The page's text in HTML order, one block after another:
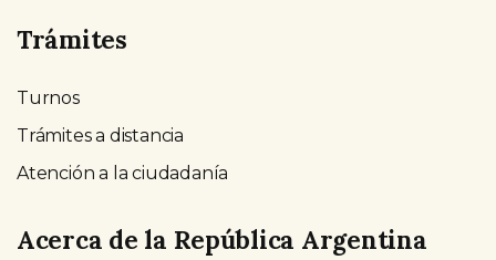
Trámites
Turnos
Trámites a distancia
Atención a la ciudadanía
Acerca de la República Argentina